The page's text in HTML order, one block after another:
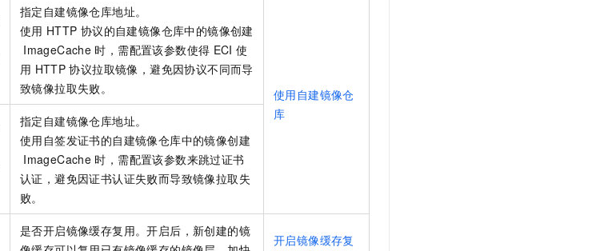
指定自建镜像仓库地址。
使用 HTTP 协议的自建镜像仓库中的镜像创建
ImageCache 时，需配置该参数使得 ECI 使
用 HTTP 协议拉取镜像，避免因协议不同而导
致镜像拉取失败。
使用自建镜像仓
库
指定自建镜像仓库地址。
使用自签发证书的自建镜像仓库中的镜像创建
ImageCache 时，需配置该参数来跳过证书
认证，避免因证书认证失败而导致镜像拉取失
败。
是否开启镜像缓存复用。开启后，新创建的镜
开启镜像缓存复